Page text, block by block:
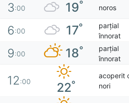
3:00 19° noros
6:00 17°
parțial
înnorat
9:00 18°
parțial
înnorat
12:00 22°
acoperit
nori